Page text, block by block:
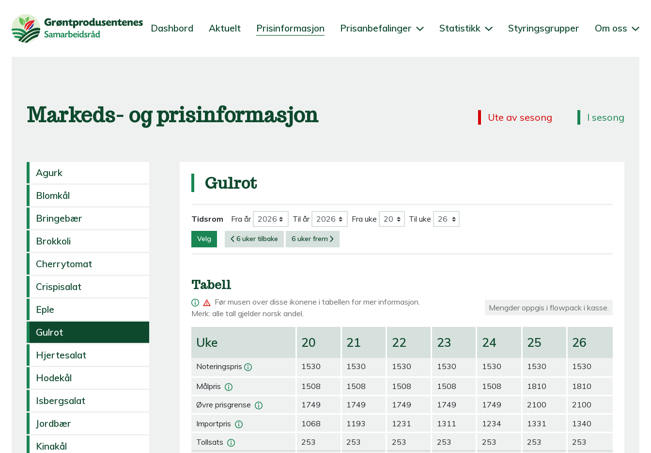
Dashbord Aktuelt Prisinformasjon Prisanbefalinger Statistikk Styringsgrupper Om oss
Markeds- og prisinformasjon Ute av sesong I sesong
Agurk
Blomkål
Bringebær
Brokkoli
Cherrytomat
Crispisalat
Eple
Gulrot
Hjertesalat
Hodekål
Isbergsalat
Jordbær
Kinakål
Gulrot
Tidsrom Fra år Til år Fra uke Til uke
Velg 6 uker tilbake 6 uker frem
Tabell
Før musen over disse ikonene i tabellen for mer informasjon.
Merk: alle tall gjelder norsk andel.
Mengder oppgis i flowpack i kasse.
Uke
Noteringspris
Målpris
Øvre prisgrense
Importpris
Tollsats
20
1530
1508
1749
1068
253
21
1530
1508
1749
1193
253
22
1530
1508
1749
1231
253
23
1530
1508
1749
1311
253
24
1530
1508
1749
1234
253
25
1530
1810
2100
1331
253
26
1530
1810
2100
1340
253